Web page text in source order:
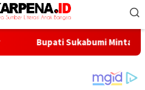
Bupati Sukabumi Minta